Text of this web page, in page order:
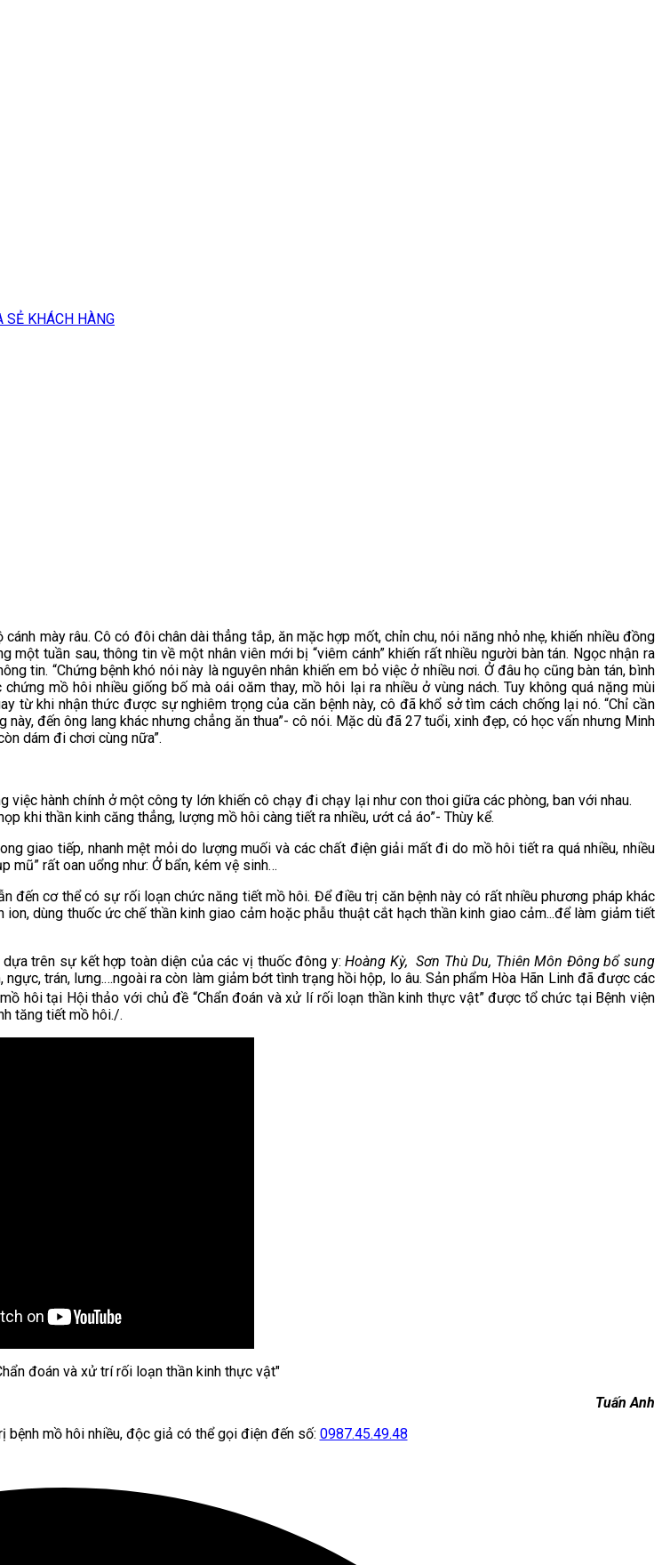
SẺ KHÁCH HÀNG
mày râu. Cô có đôi chân dài thẳng tắp, ăn mặc hợp mốt, chỉn chu, nói năng nhỏ nhẹ, khiến nhiều đồng
tuần sau, thông tin về một nhân viên mới bị “viêm cánh” khiến rất nhiều người bàn tán. Ngọc nhận ra
tin. “Chứng bệnh khó nói này là nguyên nhân khiến em bỏ việc ở nhiều nơi. Ở đâu họ cũng bàn tán, bình
mồ hôi nhiều giống bố mà oái oăm thay, mồ hôi lại ra nhiều ở vùng nách. Tuy không quá nặng mùi
từ khi nhận thức được sự nghiêm trọng của căn bệnh này, cô đã khổ sở tìm cách chống lại nó. “Chỉ cần
đến ông lang khác nhưng chẳng ăn thua”- cô nói. Mặc dù đã 27 tuổi, xinh đẹp, có học vấn nhưng Minh
dám đi chơi cùng nữa”.
hành chính ở một công ty lớn khiến cô chạy đi chạy lại như con thoi giữa các phòng, ban với nhau.
khi thần kinh căng thẳng, lượng mồ hôi càng tiết ra nhiều, ướt cả áo”- Thùy kể.
giao tiếp, nhanh mệt mỏi do lượng muối và các chất điện giải mất đi do mồ hôi tiết ra quá nhiều, nhiều
rất oan uổng như: Ở bẩn, kém vệ sinh…
đến cơ thể có sự rối loạn chức năng tiết mồ hôi. Để điều trị căn bệnh này có rất nhiều phương pháp khác
dùng thuốc ức chế thần kinh giao cảm hoặc phẫu thuật cắt hạch thần kinh giao cảm...để làm giảm tiết
trên sự kết hợp toàn diện của các vị thuốc đông y:Hoàng Kỳ, Sơn Thù Du, Thiên Môn Đông bổ sung
trán, lưng.…ngoài ra còn làm giảm bớt tình trạng hồi hộp, lo âu. Sản phẩm Hòa Hãn Linh đã được các
hôi tại Hội thảo với chủ đề “Chẩn đoán và xử lí rối loạn thần kinh thực vật” được tổ chức tại Bệnh viện
tăng tiết mồ hôi./.
đoán và xử trí rối loạn thần kinh thực vật"
Tuấn Anh
mồ hôi nhiều, độc giả có thể gọi điện đến số: 0987.45.49.48